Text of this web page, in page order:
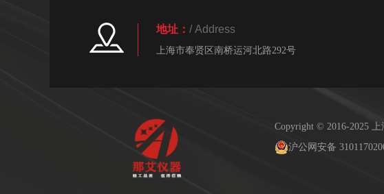
地址： / Address
上海市奉贤区南桥运河北路292号
Copyright © 2016-2025
沪公网安备